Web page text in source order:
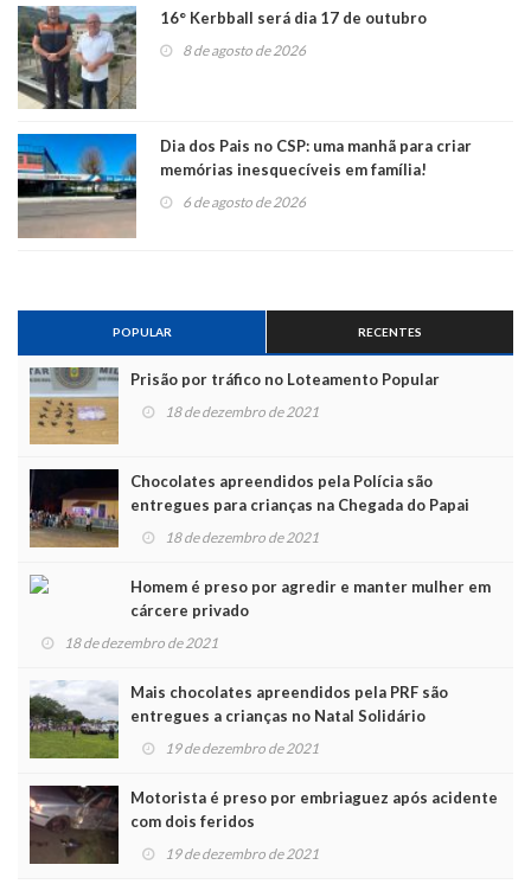
16° Kerbball será dia 17 de outubro
8 de agosto de 2026
Dia dos Pais no CSP: uma manhã para criar
memórias inesquecíveis em família!
6 de agosto de 2026
POPULAR RECENTES
Prisão por tráfico no Loteamento Popular
18 de dezembro de 2021
Chocolates apreendidos pela Polícia são
entregues para crianças na Chegada do Papai
Noel 18 de dezembro de 2021
Homem é preso por agredir e manter mulher em
cárcere privado
18 de dezembro de 2021
Mais chocolates apreendidos pela PRF são
entregues a crianças no Natal Solidário
19 de dezembro de 2021
Motorista é preso por embriaguez após acidente
com dois feridos
19 de dezembro de 2021